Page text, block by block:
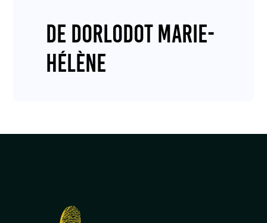
de DORLODOT Marie-
Hélène